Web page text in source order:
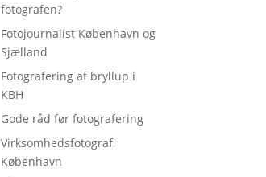
fotografen?
Fotojournalist København og
Sjælland
Fotografering af bryllup i
KBH
Gode råd før fotografering
Virksomhedsfotografi
København